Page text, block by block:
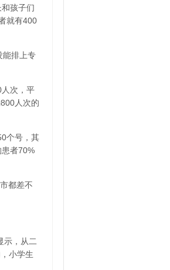
孩子们
就有400
能排上专
次，平
人次的
个号，其
者70%
都差不
示，从二
小学生